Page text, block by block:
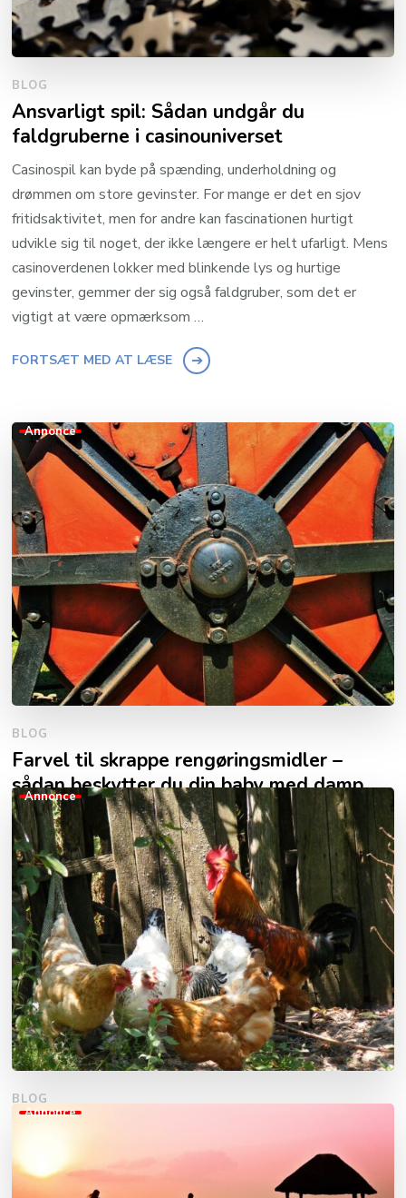
BLOG
Ansvarligt spil: Sådan undgår du
faldgruberne i casinouniverset
Casinospil kan byde på spænding, underholdning og
drømmen om store gevinster. For mange er det en sjov
fritidsaktivitet, men for andre kan fascinationen hurtigt
udvikle sig til noget, der ikke længere er helt ufarligt. Mens
casinoverdenen lokker med blinkende lys og hurtige
gevinster, gemmer der sig også faldgruber, som det er
vigtigt at være opmærksom …
FORTSÆT MED AT LÆSE
Annonce
BLOG
Farvel til skrappe rengøringsmidler –
sådan beskytter du din baby med damp
Som forælder ønsker du kun det bedste for dit barn – også
når det gælder hjemmets rengøring. Men mange
almindelige rengøringsmidler indeholder kemiske stoffer,
der kan være skadelige for små børn, især hvis de indånder
dampe eller kommer i kontakt med resterne på gulve og
overflader. Derfor vælger flere og flere børnefamilier at sige
farvel …
FORTSÆT MED AT LÆSE
Annonce
BLOG
Ægte økohygge
I en tid hvor bæredygtighed og selvforsyning er i fokus, er
interessen for at holde høns i haven stigende blandt både
Annonce